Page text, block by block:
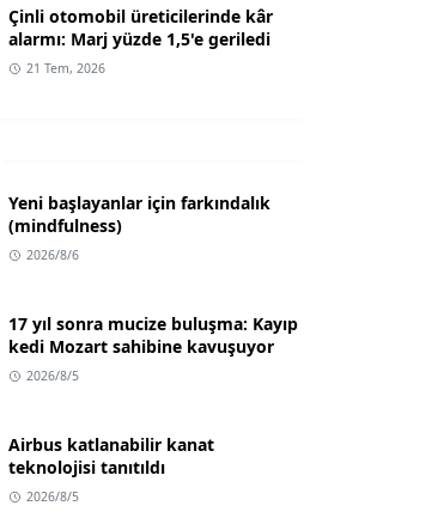
Çinli otomobil üreticilerinde kâr
alarmı: Marj yüzde 1,5'e geriledi
21 Tem, 2026
Yeni başlayanlar için farkındalık
(mindfulness)
2026/8/6
17 yıl sonra mucize buluşma: Kayıp
kedi Mozart sahibine kavuşuyor
2026/8/5
Airbus katlanabilir kanat
teknolojisi tanıtıldı
2026/8/5